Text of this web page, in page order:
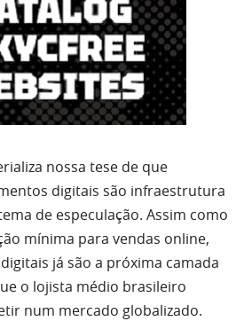
nossa tese de que
digitais são infraestrutura
de especulação. Assim como
mínima para vendas online,
já são a próxima camada
o lojista médio brasileiro
num mercado globalizado.